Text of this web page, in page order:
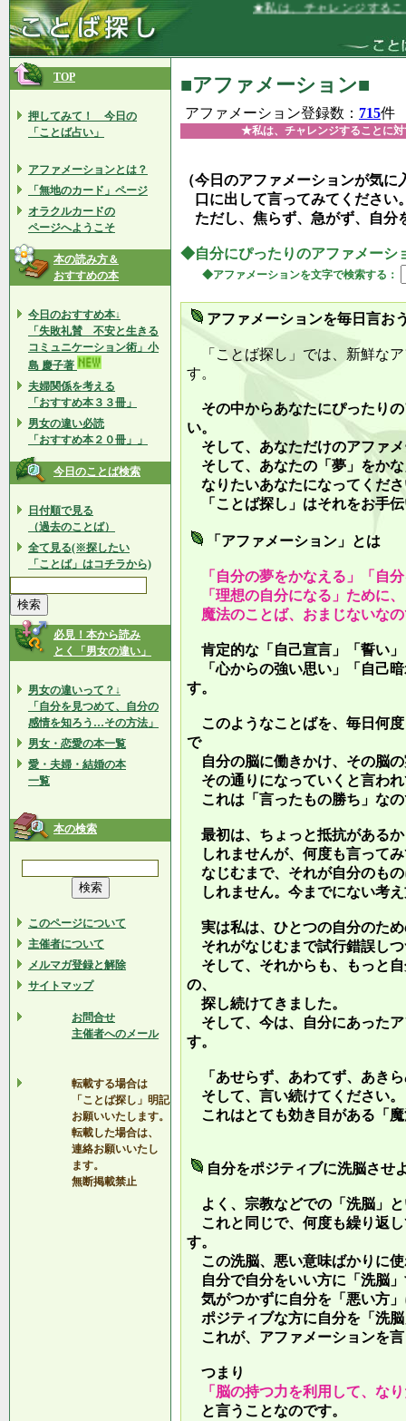
★私は、チャレンジすることに対
TOP
押してみて！ 今日の
「ことば占い」
アファメーションとは？
「無地のカード」ページ
オラクルカードの
ページへようこそ
本の読み方＆
おすすめの本
今日のおすすめ本↓
「失敗礼賛 不安と生きる
コミュニケーション術」小
島 慶子著
夫婦関係を考える
「おすすめ本３３冊」
男女の違い必読
「おすすめ本２０冊」」
今日のことば検索
日付順で見る
（過去のことば）
全て見る(※探したい
「ことば」はコチラから)
必見！本から読み
とく「男女の違い」
男女の違いって？↓
「自分を見つめて、自分の
感情を知ろう…その方法」
男女・恋愛の本一覧
愛・夫婦・結婚の本
一覧
本の検索
このページについて
主催者について
メルマガ登録と解除
サイトマップ
お問合せ
主催者へのメール
転載する場合は
「ことば探し」明記
お願いいたします。
転載した場合は、
連絡お願いいたし
ます。
無断掲載禁止
■アファメーション■
アファメーション登録数： 715件
★私は、チャレンジすることに
（今日のアファメーションが気
口に出して言ってみてください
ただし、焦らず、急がず、自分
◆自分にぴったりのアファメーシ
◆アファメーションを文字で検索する：
アファメーションを毎日言お
「ことば探し」では、新鮮な
す。
その中からあなたにぴったり
い。
そして、あなただけのアファ
そして、あなたの「夢」をか
なりたいあなたになってくだ
「ことば探し」はそれをお手
「アファメーション」とは
「自分の夢をかなえる」「自
「理想の自分になる」ために
魔法のことば、おまじないな
肯定的な「自己宣言」「誓い
「心からの強い思い」「自己
す。
このようなことばを、毎日何
で
自分の脳に働きかけ、その脳
その通りになっていくと言わ
これは「言ったもの勝ち」な
最初は、ちょっと抵抗がある
しれませんが、何度も言って
なじむまで、それが自分のも
しれません。今までにない考
実は私は、ひとつの自分のた
それがなじむまで試行錯誤し
そして、それからも、もっと
の、
探し続けてきました。
そして、今は、自分にあった
す。
「あせらず、あわてず、あき
そして、言い続けてください。
これはとても効き目がある「
自分をポジティブに洗脳させ
よく、宗教などでの「洗脳」
これと同じで、何度も繰り返
す。
この洗脳、悪い意味ばかりに
自分で自分をいい方に「洗脳
気がつかずに自分を「悪い方
ポジティブな方に自分を「洗
これが、アファメーションを
つまり
「脳の持つ力を利用して、な
と言うことなのです。